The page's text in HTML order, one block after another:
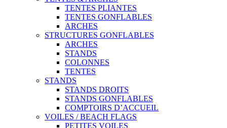
TENTES PLIANTES
TENTES GONFLABLES
ARCHES
STRUCTURES GONFLABLES
ARCHES
STANDS
COLONNES
TENTES
STANDS
STANDS DROITS
STANDS GONFLABLES
COMPTOIRS D’ACCUEIL
VOILES / BEACH FLAGS
PETITES VOILES